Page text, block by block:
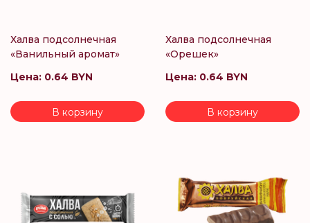
Халва подсолнечная
«Ванильный аромат»
Цена: 0.64 BYN
В корзину
Халва подсолнечная
«Орешек»
Цена: 0.64 BYN
В корзину